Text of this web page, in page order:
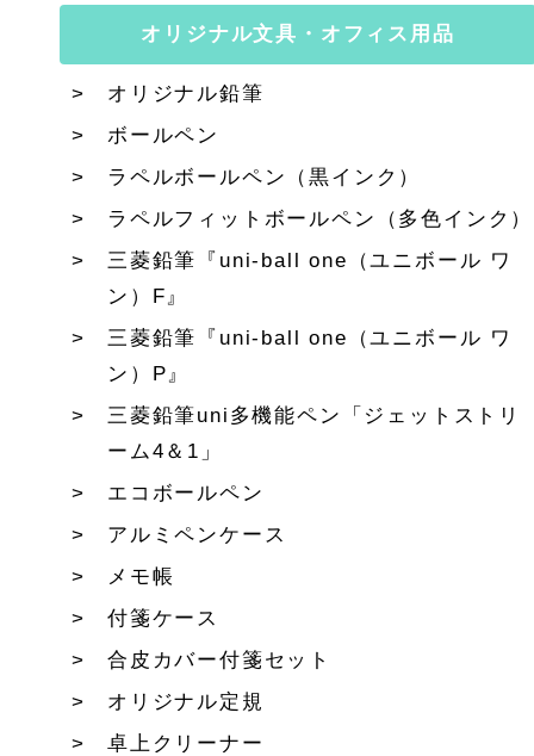
オリジナル文具・オフィス用品
オリジナル鉛筆
ボールペン
ラペルボールペン（黒インク）
ラペルフィットボールペン（多色インク）
三菱鉛筆『uni-ball one（ユニボール ワ
ン）F』
三菱鉛筆『uni-ball one（ユニボール ワ
ン）P』
三菱鉛筆uni多機能ペン「ジェットストリ
ーム4＆1」
エコボールペン
アルミペンケース
メモ帳
付箋ケース
合皮カバー付箋セット
オリジナル定規
卓上クリーナー